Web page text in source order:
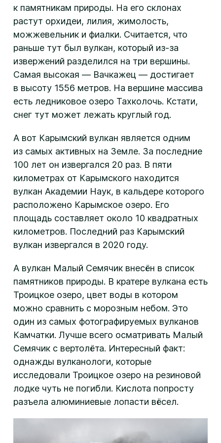
к памятникам природы. На его склонах
растут орхидеи, лилия, жимолость,
можжевельник и фиалки. Считается, что
раньше тут был вулкан, который из-за
извержений разделился на три вершины.
Самая высокая — Вачкажец — достигает
в высоту 1556 метров. На вершине массива
есть ледниковое озеро Тахколочь. Кстати,
снег тут может лежать круглый год.
А вот Карымский вулкан является одним
из самых активных на Земле. За последние
100 лет он извергался 20 раз. В пяти
километрах от Карымского находится
вулкан Академии Наук, в кальдере которого
расположено Карымское озеро. Его
площадь составляет около 10 квадратных
километров. Последний раз Карымский
вулкан извергался в 2020 году.
А вулкан Малый Семячик внесён в список
памятников природы. В кратере вулкана есть
Троицкое озеро, цвет воды в котором
можно сравнить с морозным небом. Это
один из самых фотографируемых вулканов
Камчатки. Лучше всего осматривать Малый
Семячик с вертолёта. Интересный факт:
однажды вулканологи, которые
исследовали Троицкое озеро на резиновой
лодке чуть не погибли. Кислота попросту
разъела алюминиевые лопасти вёсел.